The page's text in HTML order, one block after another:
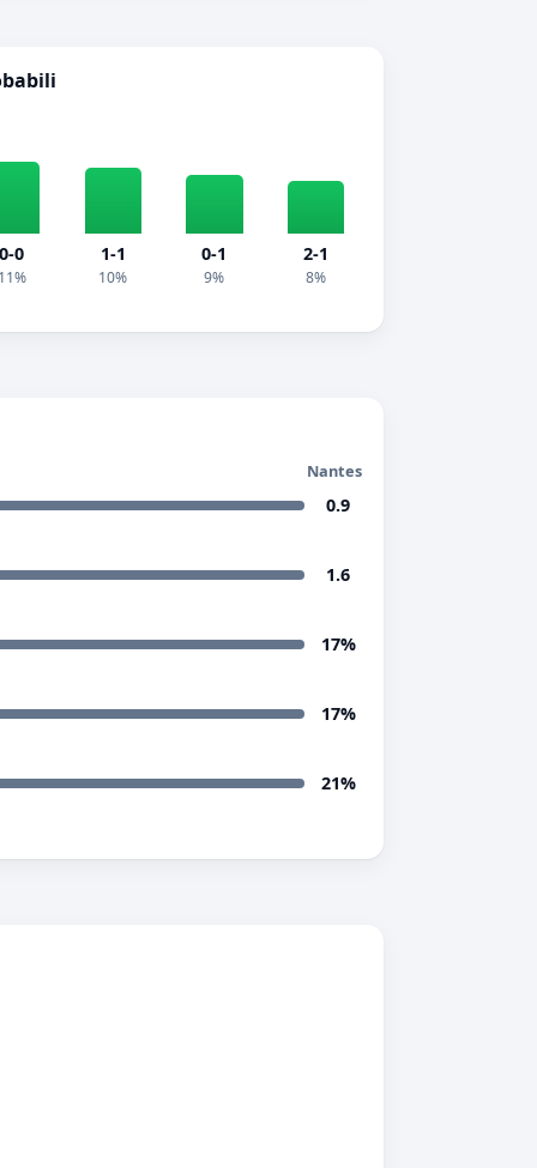
0-0
11%
1-1
10%
0-1
9%
2-1
8%
Nantes
0.9
1.6
17%
17%
21%